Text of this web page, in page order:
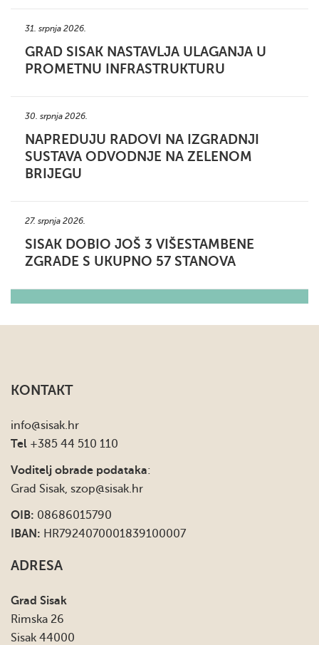
31. srpnja 2026.
GRAD SISAK NASTAVLJA ULAGANJA U
PROMETNU INFRASTRUKTURU
30. srpnja 2026.
NAPREDUJU RADOVI NA IZGRADNJI
SUSTAVA ODVODNJE NA ZELENOM
BRIJEGU
27. srpnja 2026.
SISAK DOBIO JOŠ 3 VIŠESTAMBENE
ZGRADE S UKUPNO 57 STANOVA
KONTAKT
info@sisak.hr
Tel +385 44 510 110
Voditelj obrade podataka:
Grad Sisak, szop@sisak.hr
OIB: 08686015790
IBAN: HR7924070001839100007
ADRESA
Grad Sisak
Rimska 26
Sisak 44000